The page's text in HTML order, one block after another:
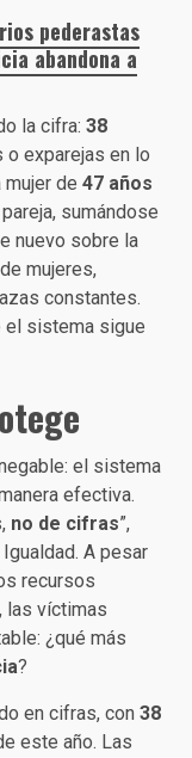
pederastas
abandona a
la cifra: 38
o exparejas en lo
mujer de 47 años
sumándose
nuevo sobre la
mujeres,
constantes.
el sistema sigue
el sistema
efectiva.
no de cifras”,
A pesar
recursos
las víctimas
¿qué más
?
en cifras, con 38
este año. Las